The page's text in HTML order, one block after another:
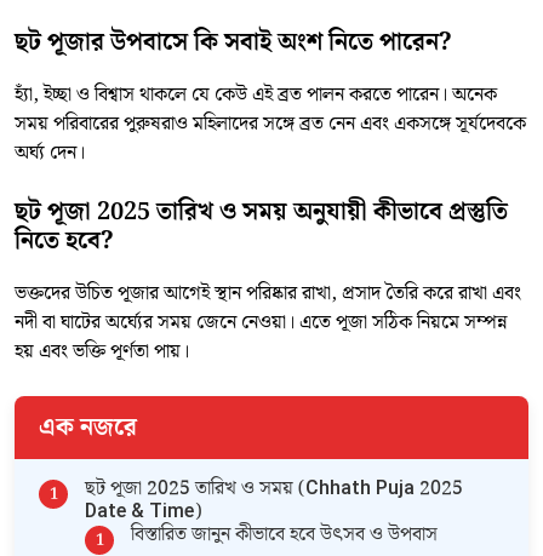
ছট পূজার উপবাসে কি সবাই অংশ নিতে পারেন?
হ্যাঁ, ইচ্ছা ও বিশ্বাস থাকলে যে কেউ এই ব্রত পালন করতে পারেন। অনেক
সময় পরিবারের পুরুষরাও মহিলাদের সঙ্গে ব্রত নেন এবং একসঙ্গে সূর্যদেবকে
অর্ঘ্য দেন।
ছট পূজা 2025 তারিখ ও সময় অনুযায়ী কীভাবে প্রস্তুতি
নিতে হবে?
ভক্তদের উচিত পূজার আগেই স্থান পরিষ্কার রাখা, প্রসাদ তৈরি করে রাখা এবং
নদী বা ঘাটের অর্ঘ্যের সময় জেনে নেওয়া। এতে পূজা সঠিক নিয়মে সম্পন্ন
হয় এবং ভক্তি পূর্ণতা পায়।
এক নজরে
ছট পূজা 2025 তারিখ ও সময় (Chhath Puja 2025
Date & Time)
বিস্তারিত জানুন কীভাবে হবে উৎসব ও উপবাস